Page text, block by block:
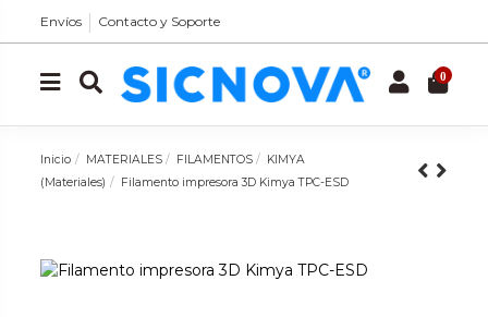
Envíos Contacto y Soporte
0
Inicio MATERIALES FILAMENTOS
KIMYA
(Materiales)
Filamento impresora 3D Kimya TPC-ESD